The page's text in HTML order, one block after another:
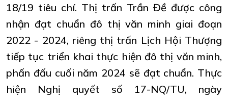
18/19 tiêu chí. Thị trấn Trần Đề được công
nhận đạt chuẩn đô thị văn minh giai đoạn
2022 - 2024, riêng thị trấn Lịch Hội Thượng
tiếp tục triển khai thực hiện đô thị văn minh,
phấn đấu cuối năm 2024 sẽ đạt chuẩn. Thực
hiện Nghị quyết số 17-NQ/TU, ngày